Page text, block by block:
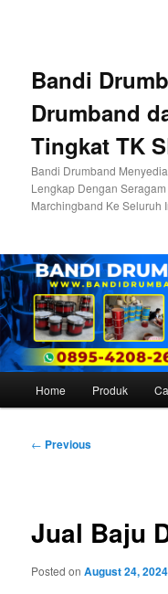
Bandi
Drumband
Tingkat TK
Bandi Drumband
Lengkap Dengan
Marchingband Ke Seluruh
Home Produk
Post
← Previous
Jual Baju
Posted onAugust 24, 2024